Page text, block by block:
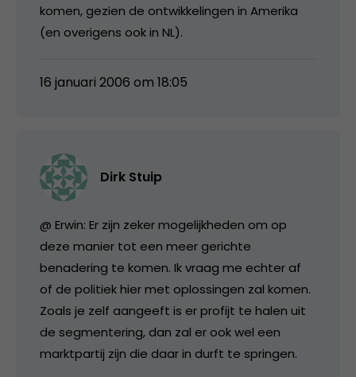
komen, gezien de ontwikkelingen in Amerika
(en overigens ook in NL).
16 januari 2006 om 18:05
Dirk Stuip
@ Erwin: Er zijn zeker mogelijkheden om op
deze manier tot een meer gerichte
benadering te komen. Ik vraag me echter af
of de politiek hier met oplossingen zal komen.
Zoals je zelf aangeeft is er profijt te halen uit
de segmentering, dan zal er ook wel een
marktpartij zijn die daar in durft te springen.